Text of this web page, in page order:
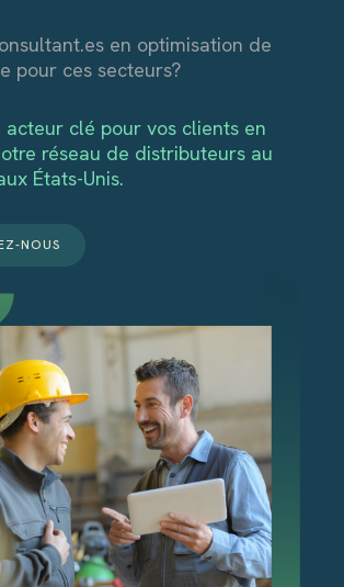
en optimisation de
pour ces secteurs?
acteur clé pour vos clients en
réseau de distributeurs au
États-Unis.
NOUS